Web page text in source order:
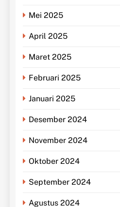
Mei 2025
April 2025
Maret 2025
Februari 2025
Januari 2025
Desember 2024
November 2024
Oktober 2024
September 2024
Agustus 2024